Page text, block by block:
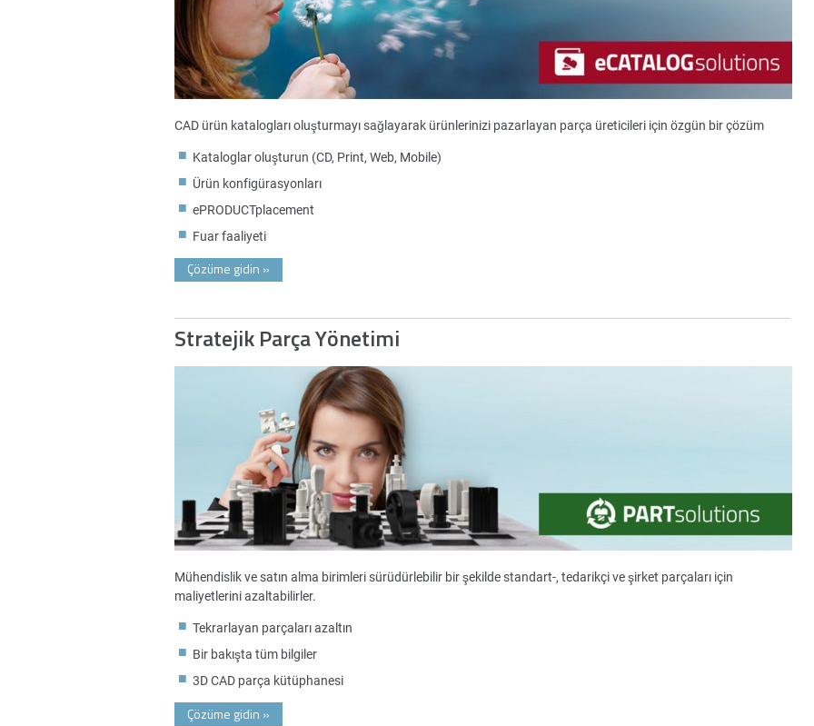
CAD ürün katalogları oluşturmayı sağlayarak ürünlerinizi pazarlayan parça üreticileri için özgün bir çözüm
Kataloglar oluşturun (CD, Print, Web, Mobile)
Ürün konfigürasyonları
ePRODUCTplacement
Fuar faaliyeti
Çözüme gidin »
Stratejik Parça Yönetimi
Mühendislik ve satın alma birimleri sürüdürlebilir bir şekilde standart-, tedarikçi ve şirket parçaları için
maliyetlerini azaltabilirler.
Tekrarlayan parçaları azaltın
Bir bakışta tüm bilgiler
3D CAD parça kütüphanesi
Çözüme gidin »